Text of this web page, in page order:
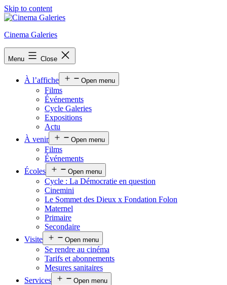
Skip to content
Cinema Galeries
Menu Close
À l’affiche Open menu
Films
Événements
Cycle Galeries
Expositions
Actu
À venir
Open menu
Films
Événements
Écoles
Open menu
Cycle : La Démocratie en question
Cinemini
Le Sommet des Dieux x Fondation Folon
Maternel
Primaire
Secondaire
Visite
Open menu
Se rendre au cinéma
Tarifs et abonnements
Mesures sanitaires
Services
Open menu